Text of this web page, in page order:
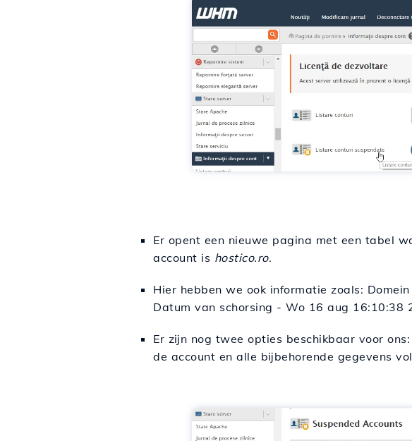
Er opent een nieuwe pagina met een tabel
account is hostico.ro.
Hier hebben we ook informatie zoals:
Datum van schorsing - Wo 16 aug 16:10:38
Er zijn nog twee opties beschikbaar voor ons:
de account en alle bijbehorende gegevens